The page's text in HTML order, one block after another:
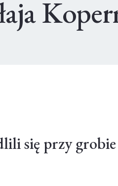
się przy